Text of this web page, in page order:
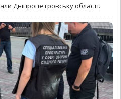
Дніпропетровську області.